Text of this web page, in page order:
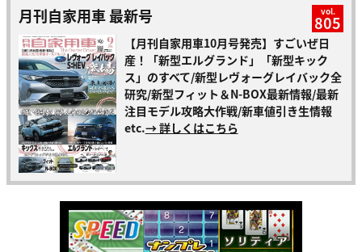
月刊自家用車 最新号 vol.
805
【月刊自家用車10月号発売】すごいぜ日
産！「新型エルグランド」「新型キック
ス」のすべて/新型レヴォーグレイバック全
研究/新型フィット＆N-BOX最新情報/最新
注目モデル攻略大作戦/新車値引き生情報
etc.→ 詳しくはこちら